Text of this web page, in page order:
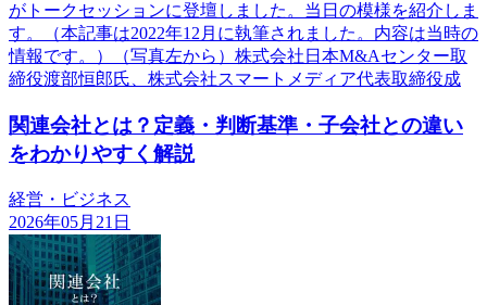
がトークセッションに登壇しました。当日の模様を紹介しま
す。（本記事は2022年12月に執筆されました。内容は当時の
情報です。）（写真左から）株式会社日本M&Aセンター取
締役渡部恒郎氏、株式会社スマートメディア代表取締役成
関連会社とは？定義・判断基準・子会社との違い
をわかりやすく解説
経営・ビジネス
2026年05月21日